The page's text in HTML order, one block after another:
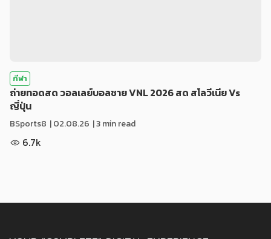
กีฬา
ถ่ายทอดสด วอลเลย์บอลชาย VNL 2026 สด สโลวีเนีย Vs
ญี่ปุ่น
BSports8 |02.08.26 | 3 min read
6.7k